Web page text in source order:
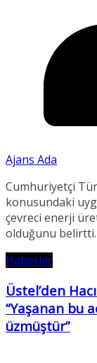
Ajans Ada
Cumhuriyetçi
konusundaki
çevreci enerji
olduğunu belirtti.
Haberler
Üstel’den
“Yaşanan bu
üzmüştür”